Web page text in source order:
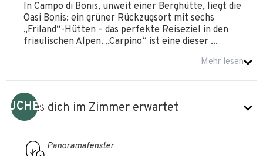
In Campo di Bonis, unweit einer Berghütte, liegt die
Oasi Bonis: ein grüner Rückzugsort mit sechs
„Friland“-Hütten – das perfekte Reiseziel in den
friaulischen Alpen. „Carpino“ ist eine dieser ...
Mehr lesen
BUCHEN
Was dich im Zimmer erwartet
Panoramafenster